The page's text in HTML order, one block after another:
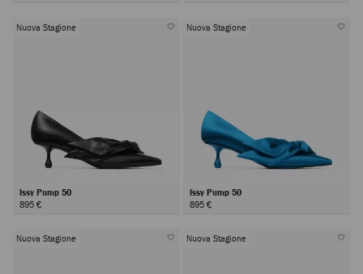
Nuova Stagione
Issy Pump 50
895 €
Nuova Stagione
Issy Pump 50
895 €
Nuova Stagione Nuova Stagione